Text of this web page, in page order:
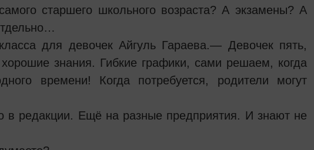
старшего школьного возраста? А экзамены? А
для девочек Айгуль Гараева.— Девочек пять,
знания. Гибкие графики, сами решаем, когда
времени! Когда потребуется, родители могут
в редакции. Ещё на разные предприятия. И знают не